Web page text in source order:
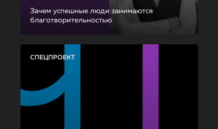
Зачем успешные люди занимаются
благотворительностью
СПЕЦПРОЕКТ